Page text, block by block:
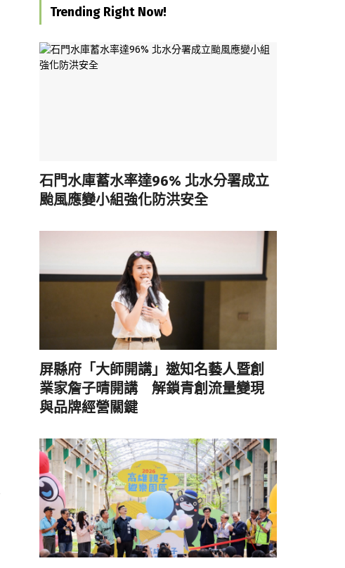
Trending Right Now!
石門水庫蓄水率達96% 北水分署成立
颱風應變小組強化防洪安全
屏縣府「大師開講」邀知名藝人暨創
業家詹子晴開講 解鎖青創流量變現
與品牌經營關鍵